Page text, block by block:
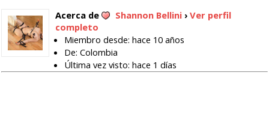
Acerca de Shannon Bellini › Ver perfil
completo
Miembro desde: hace 10 años
De: Colombia
Última vez visto: hace 1 días